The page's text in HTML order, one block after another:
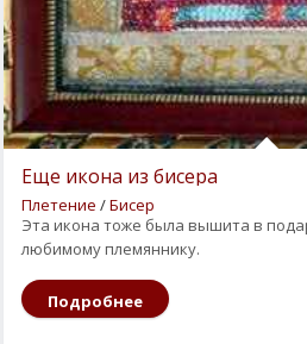
Еще икона из бисера
Плетение /Бисер
Эта икона тоже была вышита в
любимому племяннику.
Подробнее